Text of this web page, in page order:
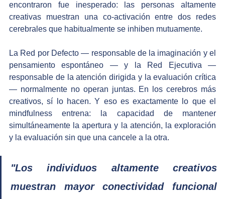
encontraron fue inesperado: las personas altamente
creativas muestran una co-activación entre dos redes
cerebrales que habitualmente se inhiben mutuamente.
La Red por Defecto — responsable de la imaginación y el
pensamiento espontáneo — y la Red Ejecutiva —
responsable de la atención dirigida y la evaluación crítica
— normalmente no operan juntas. En los cerebros más
creativos, sí lo hacen. Y eso es exactamente lo que el
mindfulness entrena: la capacidad de mantener
simultáneamente la apertura y la atención, la exploración
y la evaluación sin que una cancele a la otra.
"Los individuos altamente creativos
muestran mayor conectividad funcional